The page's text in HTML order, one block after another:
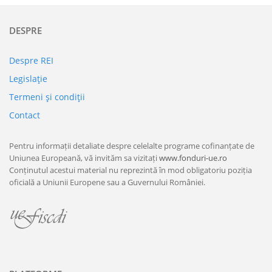
DESPRE
Despre REI
Legislaţie
Termeni şi condiţii
Contact
Pentru informații detaliate despre celelalte programe cofinanțate de
Uniunea Europeană, vă invităm sa vizitațiwww.fonduri-ue.ro
Conținutul acestui material nu reprezintă în mod obligatoriu poziția
oficială a Uniunii Europene sau a Guvernului României.